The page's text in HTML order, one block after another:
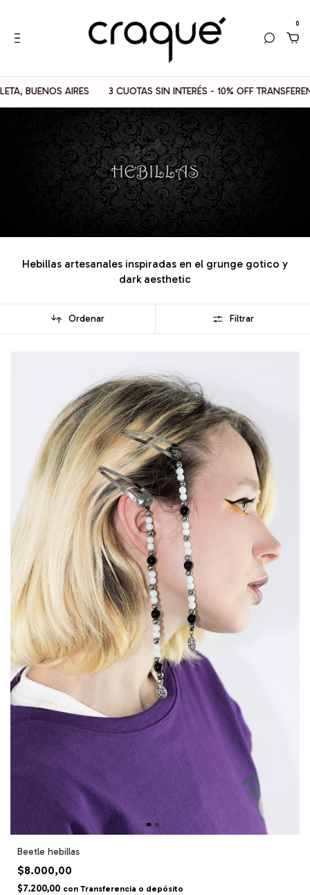
0
AIRES 3 CUOTAS SIN INTERÉS - 10% OFF TRANSFERENCIAS
Hebillas artesanales inspiradas en el grunge gotico y
dark aesthetic
Ordenar Filtrar
Beetle hebillas
$8.000,00
$7.200,00 con Transferencia o depósito